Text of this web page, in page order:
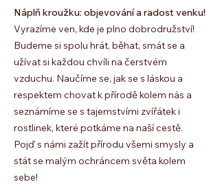
Náplň kroužku: objevování a radost venku!
Vyrazíme ven, kde je plno dobrodružství!
Budeme si spolu hrát, běhat, smát se a
užívat si každou chvíli na čerstvém
vzduchu. Naučíme se, jak se s láskou a
respektem chovat k přírodě kolem nás a
seznámíme se s tajemstvími zvířátek i
rostlinek, které potkáme na naší cestě.
Pojď s námi zažít přírodu všemi smysly a
stát se malým ochráncem světa kolem
sebe!